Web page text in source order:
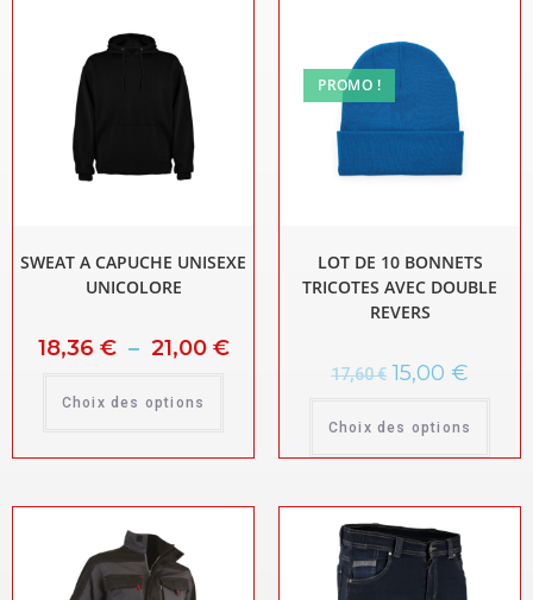
SWEAT A CAPUCHE UNISEXE
UNICOLORE
18,36 € – 21,00 €
Choix des options
PROMO !
LOT DE 10 BONNETS
TRICOTES AVEC DOUBLE
REVERS
17,60€ 15,00 €
Choix des options